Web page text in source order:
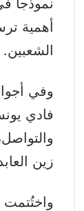
نموذجاً
أهمية
الشعبين.
وفي
فادي
زين
واختُتمت